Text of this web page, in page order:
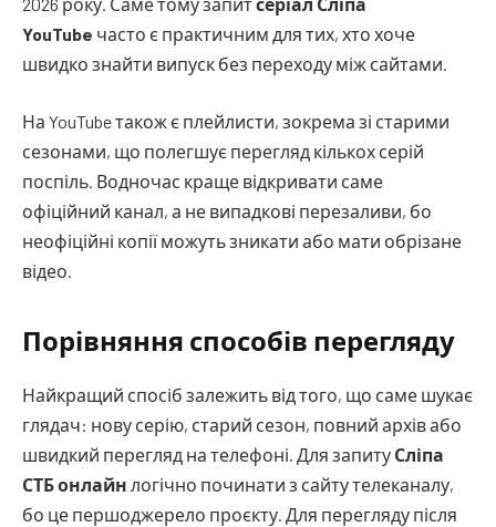
2026 року. Саме тому запитсеріал Сліпа
YouTube часто є практичним для тих, хто хоче
швидко знайти випуск без переходу між сайтами.
На YouTube також є плейлисти, зокрема зі старими
сезонами, що полегшує перегляд кількох серій
поспіль. Водночас краще відкривати саме
офіційний канал, а не випадкові перезаливи, бо
неофіційні копії можуть зникати або мати обрізане
відео.
Порівняння способів перегляду
Найкращий спосіб залежить від того, що саме шукає
глядач: нову серію, старий сезон, повний архів або
швидкий перегляд на телефоні. Для запиту Сліпа
СТБ онлайн логічно починати з сайту телеканалу,
бо це першоджерело проєкту. Для перегляду після